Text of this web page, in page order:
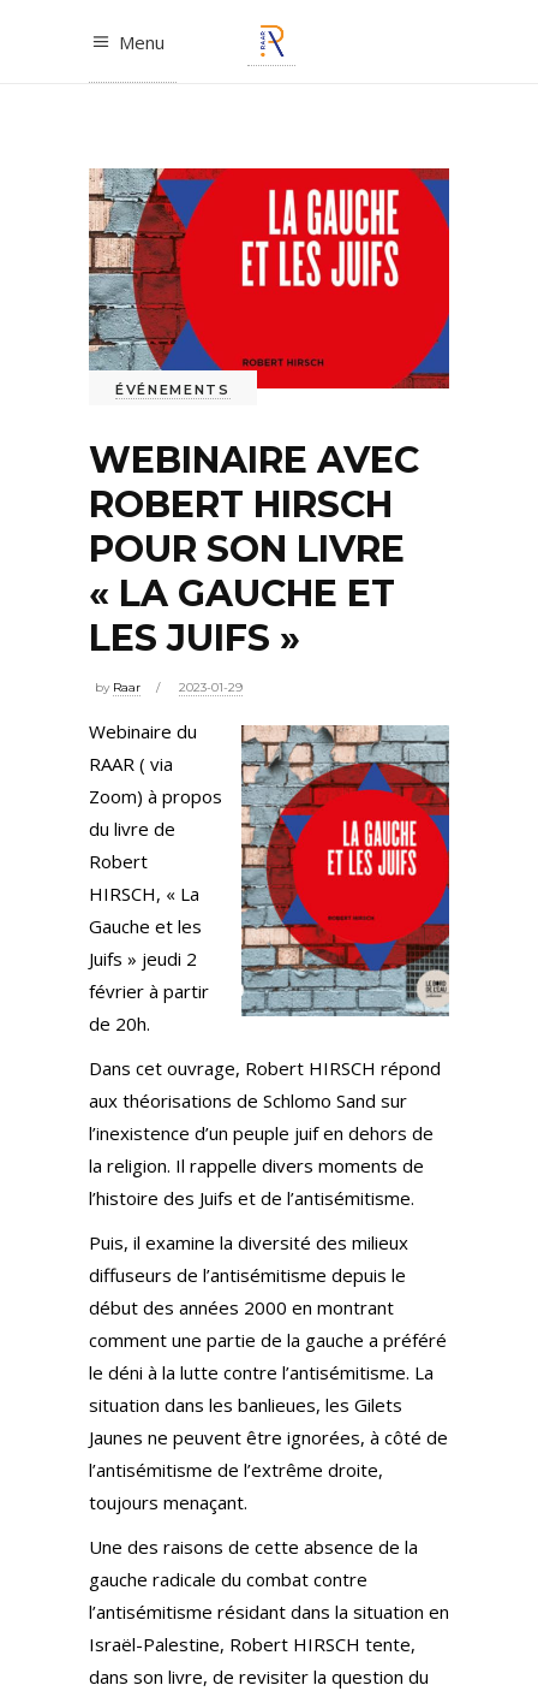
Menu
ÉVÉNEMENTS
WEBINAIRE AVEC
ROBERT HIRSCH
POUR SON LIVRE
« LA GAUCHE ET
LES JUIFS »
by Raar 2023-01-29
Webinaire du
RAAR ( via
Zoom) à propos
du livre de
Robert
HIRSCH, « La
Gauche et les
Juifs » jeudi 2
février à partir
de 20h.
Dans cet ouvrage, Robert HIRSCH répond
aux théorisations de Schlomo Sand sur
l’inexistence d’un peuple juif en dehors de
la religion. Il rappelle divers moments de
l’histoire des Juifs et de l’antisémitisme.
Puis, il examine la diversité des milieux
diffuseurs de l’antisémitisme depuis le
début des années 2000 en montrant
comment une partie de la gauche a préféré
le déni à la lutte contre l’antisémitisme. La
situation dans les banlieues, les Gilets
Jaunes ne peuvent être ignorées, à côté de
l’antisémitisme de l’extrême droite,
toujours menaçant.
Une des raisons de cette absence de la
gauche radicale du combat contre
l’antisémitisme résidant dans la situation en
Israël-Palestine, Robert HIRSCH tente,
dans son livre, de revisiter la question du